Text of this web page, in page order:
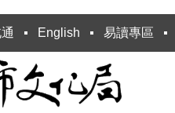
English 易讀專區